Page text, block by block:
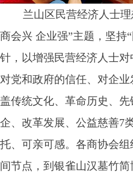
兰山区民营经济人士
商会兴 企业强”主题，坚持
针，以增强民营经济人士对
对党和政府的信任、对企
盖传统文化、革命历史、
企、改革发展、公益慈善7
托、可亲可感。各商协会
间节点，到银雀山汉墓竹